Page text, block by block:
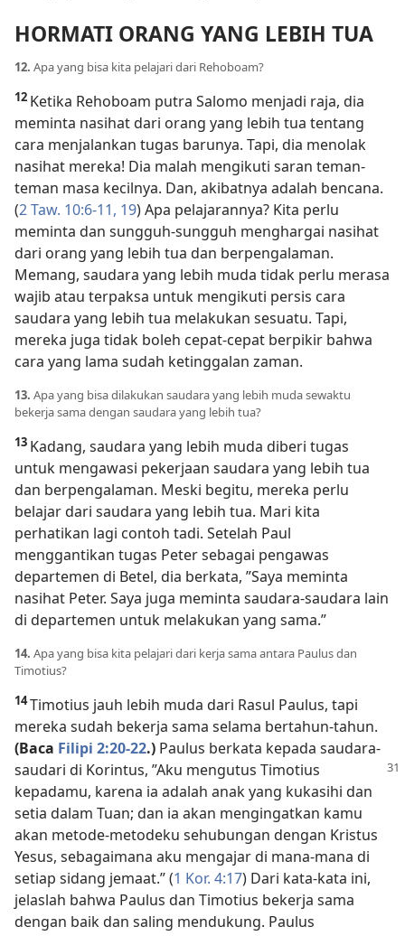
HORMATI ORANG YANG LEBIH TUA
12. Apa yang bisa kita pelajari dari Rehoboam?
12 Ketika Rehoboam putra Salomo menjadi raja, dia
meminta nasihat dari orang yang lebih tua tentang
cara menjalankan tugas barunya. Tapi, dia menolak
nasihat mereka! Dia malah mengikuti saran teman-
teman masa kecilnya. Dan, akibatnya adalah bencana.
(2 Taw. 10:6-11, 19) Apa pelajarannya? Kita perlu
meminta dan sungguh-sungguh menghargai nasihat
dari orang yang lebih tua dan berpengalaman.
Memang, saudara yang lebih muda tidak perlu merasa
wajib atau terpaksa untuk mengikuti persis cara
saudara yang lebih tua melakukan sesuatu. Tapi,
mereka juga tidak boleh cepat-cepat berpikir bahwa
cara yang lama sudah ketinggalan zaman.
13. Apa yang bisa dilakukan saudara yang lebih muda sewaktu
bekerja sama dengan saudara yang lebih tua?
13 Kadang, saudara yang lebih muda diberi tugas
untuk mengawasi pekerjaan saudara yang lebih tua
dan berpengalaman. Meski begitu, mereka perlu
belajar dari saudara yang lebih tua. Mari kita
perhatikan lagi contoh tadi. Setelah Paul
menggantikan tugas Peter sebagai pengawas
departemen di Betel, dia berkata, ”Saya meminta
nasihat Peter. Saya juga meminta saudara-saudara lain
di departemen untuk melakukan yang sama.”
14. Apa yang bisa kita pelajari dari kerja sama antara Paulus dan
Timotius?
14Timotius jauh lebih muda dari Rasul Paulus, tapi
mereka sudah bekerja sama selama bertahun-tahun.
(Baca Filipi 2:20-22.) Paulus berkata kepada saudara-
saudari di Korintus, ”Aku mengutus Timotius
kepadamu, karena ia adalah anak yang kukasihi dan
setia dalam Tuan; dan ia akan mengingatkan kamu
akan metode-metodeku sehubungan dengan Kristus
Yesus, sebagaimana aku mengajar di mana-mana di
setiap sidang jemaat.” (1 Kor. 4:17) Dari kata-kata ini,
jelaslah bahwa Paulus dan Timotius bekerja sama
dengan baik dan saling mendukung. Paulus